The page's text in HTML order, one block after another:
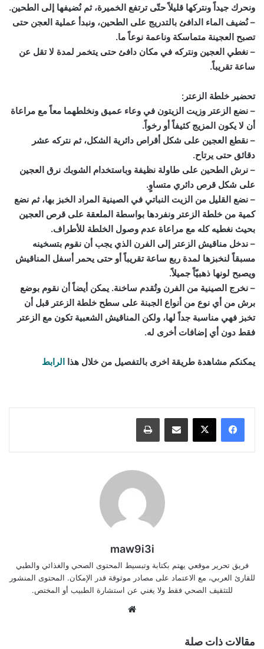
ونحرك جيداً ونتركها قليلاً حتّى ترتفع الخميرة، ثم نُضيفها إلى الطحين.
– نُضيف الماء الدافئ بالتدريج على الطحين، ونبدأ عملية العجن حتى
تصبح العجينة متماسكة وناعمة نوعاً ما.
– نغطي العجين ونتركه في مكان دافئ حتى يتخمر لمدة لا تقل عن
ساعة تقريباً.
تحضير خلطة الزعتر:
– نضع الزعتر وزيت الزيتون في وعاء عميق ونخلطهما معاً مع مراعاة
أن لا يكون المزيج كثيفاً أو رخواً.
– نقطع العجين على شكل أقراص دائرية الشكل، ثم نتركه عشر
دقائق حتى يرتاح.
– نرش الطحين على طاولة نظيفة وباستخدام الشوبك نرق العجين
على شكل قرص دائري متساوٍ.
– نضع القليل من الزيت النباتي في الصينية المراد الخبز بها، ثم نضع
كمية من خلطة الزعتر ونفردها بواسطة الملعقة على قرص العجين
بحيث نغطيه كله مع مراعاة عدم وصول الخلطة للأطراف.
– ندخل مناقيش الزعتر إلى الفرن الذي يجب أن نقوم بتسخينه
مسبقاً لنخبزها لمدة ربع ساعة تقريباً أو حتى يحمر أسفل المناقيش
ويصبح لونها ذهبيّاً جميلاً.
– نخرج الصينية من الفرن وتُقدم ساخنة. يمكن أيضاً أن نقوم بوضع
برش من أي نوع من أنواع الجبنة على سطح خلطة الزعتر قبل أن
تخبز فهي مناسبة جداً لها، ولكن المناقيش الشعبية تكون مع الزعتر
فقط دون أي إضافات أخرى له.
يمكنكم مشاهدة طريقة اخرى بالتفصيل من خلال هذا الرابط
مشاركة عبر البريد طباعة
maw9i3i
فريق تحرير موقعي يهتم بكتابة وتبسيط المحتوى الصحي والغذائي والطبي
للقارئ العربي، مع الاعتماد على مصادر موثوقة قدر الإمكان. المحتوى المنشور
للتثقيف الصحي فقط ولا يغني عن استشارة الطبيب أو المختص.
مقالات ذات صلة